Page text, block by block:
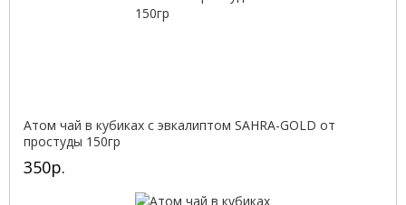
Атом чай в кубиках с эвкалиптом SAHRA-GOLD от
простуды 150гр
350р.